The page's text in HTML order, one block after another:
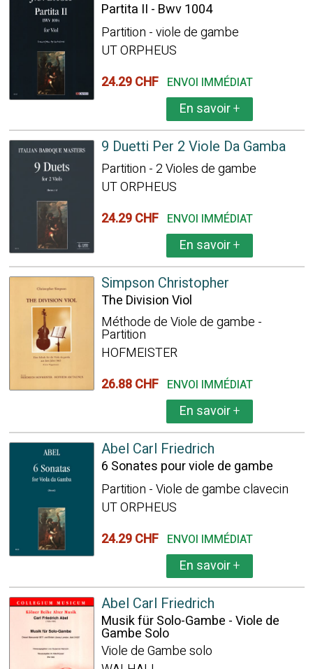
Partita II - Bwv 1004
Partition - viole de gambe
UT ORPHEUS
24.29 CHF ENVOI IMMÉDIAT
En savoir+
9 Duetti Per 2 Viole Da Gamba
Partition - 2 Violes de gambe
UT ORPHEUS
24.29 CHF ENVOI IMMÉDIAT
En savoir+
Simpson Christopher
The Division Viol
Méthode de Viole de gambe -
Partition
HOFMEISTER
26.88 CHF ENVOI IMMÉDIAT
En savoir+
Abel Carl Friedrich
6 Sonates pour viole de gambe
Partition - Viole de gambe clavecin
UT ORPHEUS
24.29 CHF ENVOI IMMÉDIAT
En savoir+
Abel Carl Friedrich
Musik für Solo-Gambe - Viole de
Gambe Solo
Viole de Gambe solo